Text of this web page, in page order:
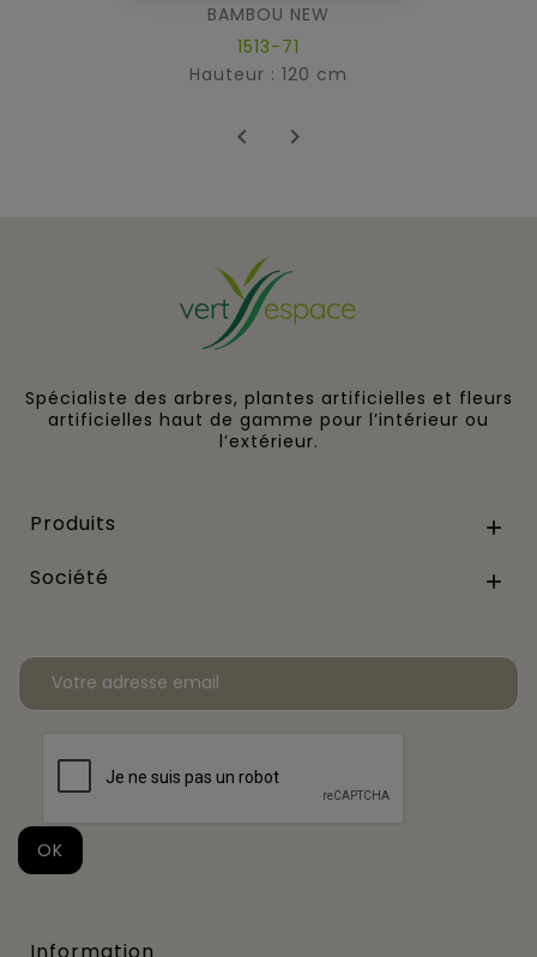
BAMBOU NEW
1513-71
Hauteur : 120 cm
 
Spécialiste des arbres, plantes artificielles et fleurs
artificielles haut de gamme pour l’intérieur ou
l’extérieur.
Produits 
Société 
Information